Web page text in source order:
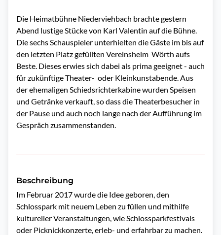
Die Heimatbühne Niederviehbach brachte gestern
Abend lustige Stücke von Karl Valentin auf die Bühne.
Die sechs Schauspieler unterhielten die Gäste im bis auf
den letzten Platz gefüllten Vereinsheim Wörth aufs
Beste. Dieses erwies sich dabei als prima geeignet - auch
für zukünftige Theater- oder Kleinkunstabende. Aus
der ehemaligen Schiedsrichterkabine wurden Speisen
und Getränke verkauft, so dass die Theaterbesucher in
der Pause und auch noch lange nach der Aufführung im
Gespräch zusammenstanden.
Beschreibung
Im Februar 2017 wurde die Idee geboren, den
Schlosspark mit neuem Leben zu füllen und mithilfe
kultureller Veranstaltungen, wie Schlossparkfestivals
oder Picknickkonzerte, erleb- und erfahrbar zu machen.